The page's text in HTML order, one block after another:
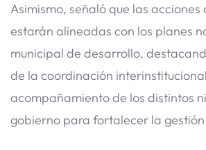
Asimismo, señaló que las acciones
estarán alineadas con los planes
municipal de desarrollo,
de la coordinación
acompañamiento de los distintos
gobierno para fortalecer la